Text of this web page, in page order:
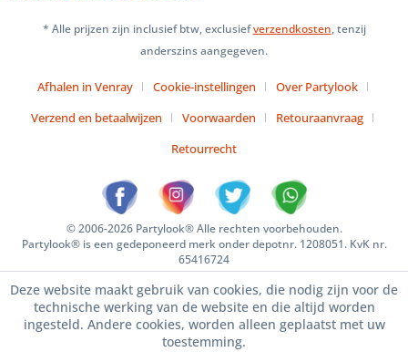
* Alle prijzen zijn inclusief btw, exclusiefverzendkosten, tenzij
anderszins aangegeven.
Afhalen in Venray Cookie-instellingen
Over Partylook
Verzend en betaalwijzen
Voorwaarden
Retouraanvraag
Retourrecht
© 2006-2026 Partylook® Alle rechten voorbehouden.
Partylook® is een gedeponeerd merk onder depotnr. 1208051. KvK nr.
65416724
Deze website maakt gebruik van cookies, die nodig zijn voor de
technische werking van de website en die altijd worden
ingesteld. Andere cookies, worden alleen geplaatst met uw
toestemming.